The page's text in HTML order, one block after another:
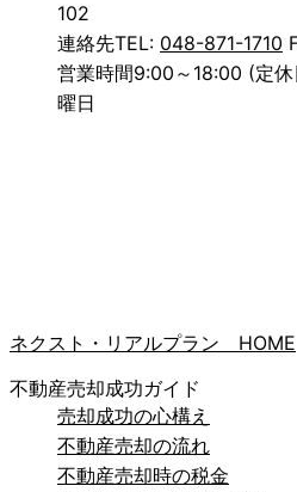
102
連絡先TEL: 048-871-1710
営業時間9:00～18:00 (定
曜日
ネクスト・リアルプラン HOME
不動産売却成功ガイド
売却成功の心構え
不動産売却の流れ
不動産売却時の税金